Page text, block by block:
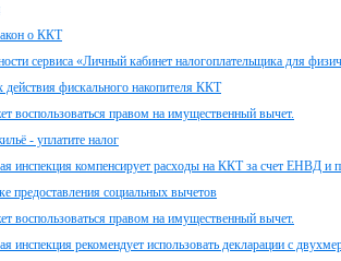
о ККТ
сервиса «Личный кабинет налогоплательщика для
действия фискального накопителя ККТ
воспользоваться правом на имущественный вычет.
- уплатите налог
инспекция компенсирует расходы на ККТ за счет ЕНВД и
предоставления социальных вычетов
воспользоваться правом на имущественный вычет.
инспекция рекомендует использовать декларации с